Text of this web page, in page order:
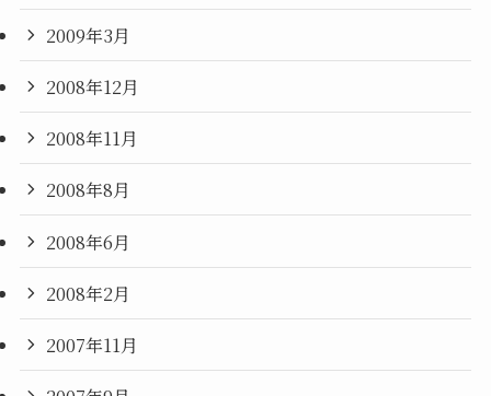
2009年3月
2008年12月
2008年11月
2008年8月
2008年6月
2008年2月
2007年11月